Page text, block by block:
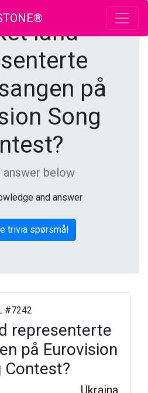
land
på
Song
answer below
and answer
trivia spørsmål
#7242
representerte
på Eurovision
Contest?
Ukraina